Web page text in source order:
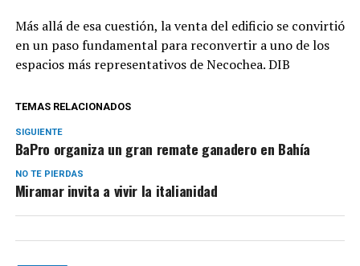
Más allá de esa cuestión, la venta del edificio se convirtió
en un paso fundamental para reconvertir a uno de los
espacios más representativos de Necochea. DIB
TEMAS RELACIONADOS
SIGUIENTE
BaPro organiza un gran remate ganadero en Bahía
NO TE PIERDAS
Miramar invita a vivir la italianidad